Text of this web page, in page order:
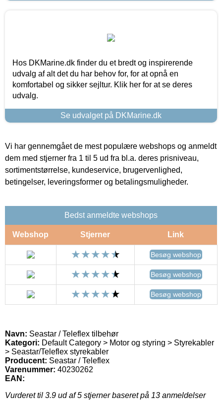
Hos DKMarine.dk finder du et bredt og inspirerende
udvalg af alt det du har behov for, for at opnå en
komfortabel og sikker sejltur. Klik her for at se deres
udvalg.
Se udvalget på DKMarine.dk
Vi har gennemgået de mest populære webshops og anmeldt
dem med stjerner fra 1 til 5 ud fra bl.a. deres prisniveau,
sortimentstørrelse, kundeservice, brugervenlighed,
betingelser, leveringsformer og betalingsmuligheder.
Bedst anmeldte webshops
Webshop Stjerner Link
Besøg webshop
Besøg webshop
Besøg webshop
Navn: Seastar / Teleflex tilbehør
Kategori: Default Category > Motor og styring > Styrekabler
> Seastar/Teleflex styrekabler
Producent: Seastar / Teleflex
Varenummer: 40230262
EAN:
Vurderet til 3.9 ud af 5 stjerner baseret på 13 anmeldelser